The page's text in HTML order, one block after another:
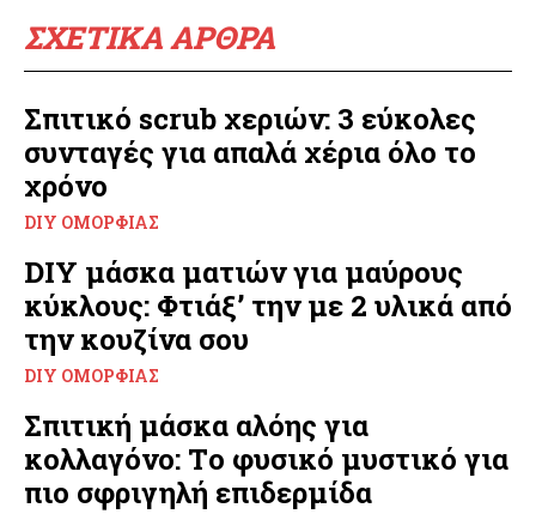
ΣΧΕΤΙΚΑ ΑΡΘΡΑ
Σπιτικό scrub χεριών: 3 εύκολες
συνταγές για απαλά χέρια όλο το
χρόνο
DIY ΟΜΟΡΦΙΆΣ
DIY μάσκα ματιών για μαύρους
κύκλους: Φτιάξ’ την με 2 υλικά από
την κουζίνα σου
DIY ΟΜΟΡΦΙΆΣ
Σπιτική μάσκα αλόης για
κολλαγόνο: Tο φυσικό μυστικό για
πιο σφριγηλή επιδερμίδα